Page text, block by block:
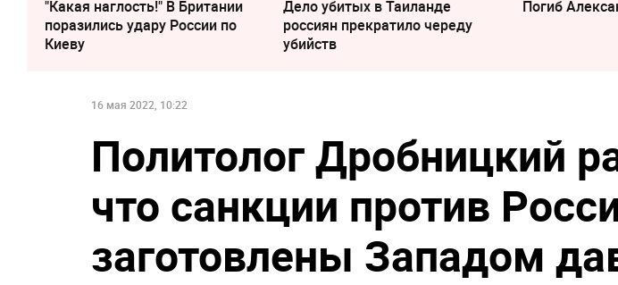
"Какая наглость!" В Британии
поразились удару России по
Киеву
Дело убитых в Таиланде
россиян прекратило череду
убийств
Погиб
16 мая 2022, 10:22
Политолог Дробницкий
что санкции против
заготовлены Западом